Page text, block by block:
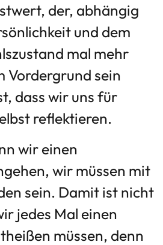
der, abhängig
und dem
mal mehr
Vordergrund sein
dass wir uns für
reflektieren.
wir einen
wir müssen mit
sein. Damit ist nicht
jedes Mal einen
müssen, denn